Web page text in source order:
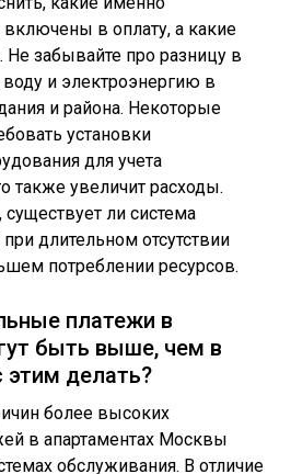
в оплату, а какие
Не забывайте про разницу в
и электроэнергию в
и района. Некоторые
установки
для учета
также увеличит расходы.
ли система
длительном отсутствии
потреблении ресурсов.
платежи в
быть выше, чем в
этим делать?
более высоких
в апартаментах Москвы
обслуживания. В отличие